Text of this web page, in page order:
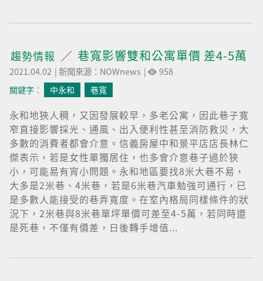
趨勢情報 巷寬影響雙和公寓單價 差4-5萬
2021.04.02 |新聞來源：NOWnews | 958
關鍵字︰ 中永和 巷寬
永和地狹人稠，又因發展較早，多老公寓，因此巷子寬
窄直接影響採光、通風、出入便利性甚至消防救災，大
多數的消費者都會介意。信義房屋中和景平店店長林仁
傑表示，若是女性單獨居住，也多會介意巷子過於狹
小，可能易有宵小問題。永和地區要找8米大巷不易，
大多是2米巷、4米巷，若是6米巷汽車勉強可通行，已
是多數人能接受的巷弄寬度。在室內格局同樣條件的狀
況下，2米巷與8米巷單坪單價可差至4-5萬，若同時還
是死巷，不僅有價差，日後轉手增值...